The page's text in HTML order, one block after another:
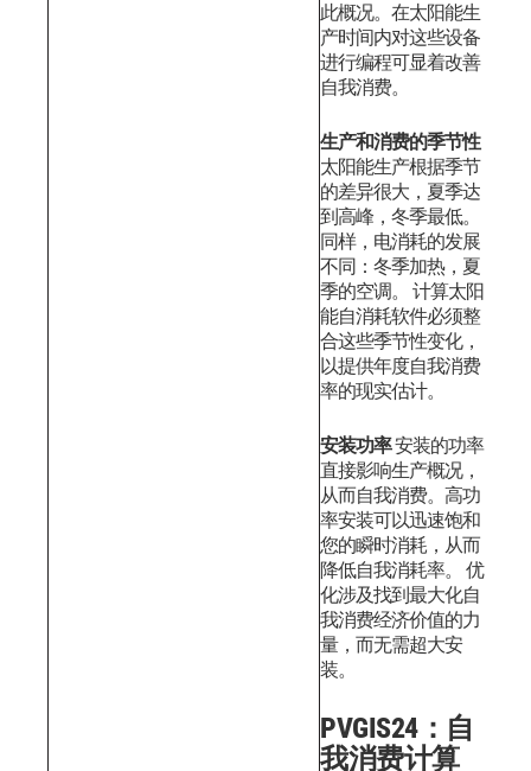
此概况。在太阳能生
产时间内对这些设备
进行编程可显着改善
自我消费。
生产和消费的季节性
太阳能生产根据季节
的差异很大，夏季达
到高峰，冬季最低。
同样，电消耗的发展
不同：冬季加热，夏
季的空调。
计算太阳
能自消耗软件必须整
合这些季节性变化，
以提供年度自我消费
率的现实估计。
安装功率安装的功率
直接影响生产概况，
从而自我消费。高功
率安装可以迅速饱和
您的瞬时消耗，从而
降低自我消耗率。
优
化涉及找到最大化自
我消费经济价值的力
量，而无需超大安
装。
PVGIS24：自
我消费计算